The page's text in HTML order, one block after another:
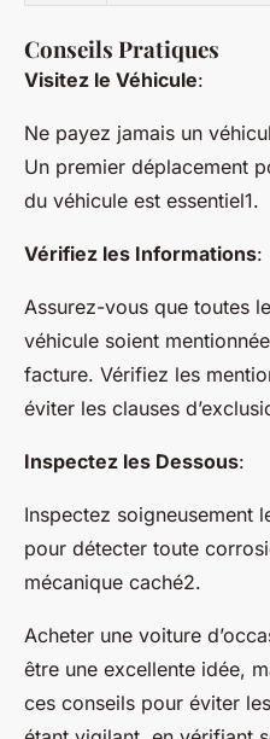
Conseils Pratiques
Visitez le Véhicule:
Ne payez jamais un
Un premier déplacement
du véhicule est essentiel1.
Vérifiez les Informations:
Assurez-vous que toutes
véhicule soient
facture. Vérifiez les
éviter les clauses
Inspectez les Dessous:
Inspectez soigneusement
pour détecter toute
mécanique caché2.
Acheter une voiture
être une excellente idée,
ces conseils pour éviter